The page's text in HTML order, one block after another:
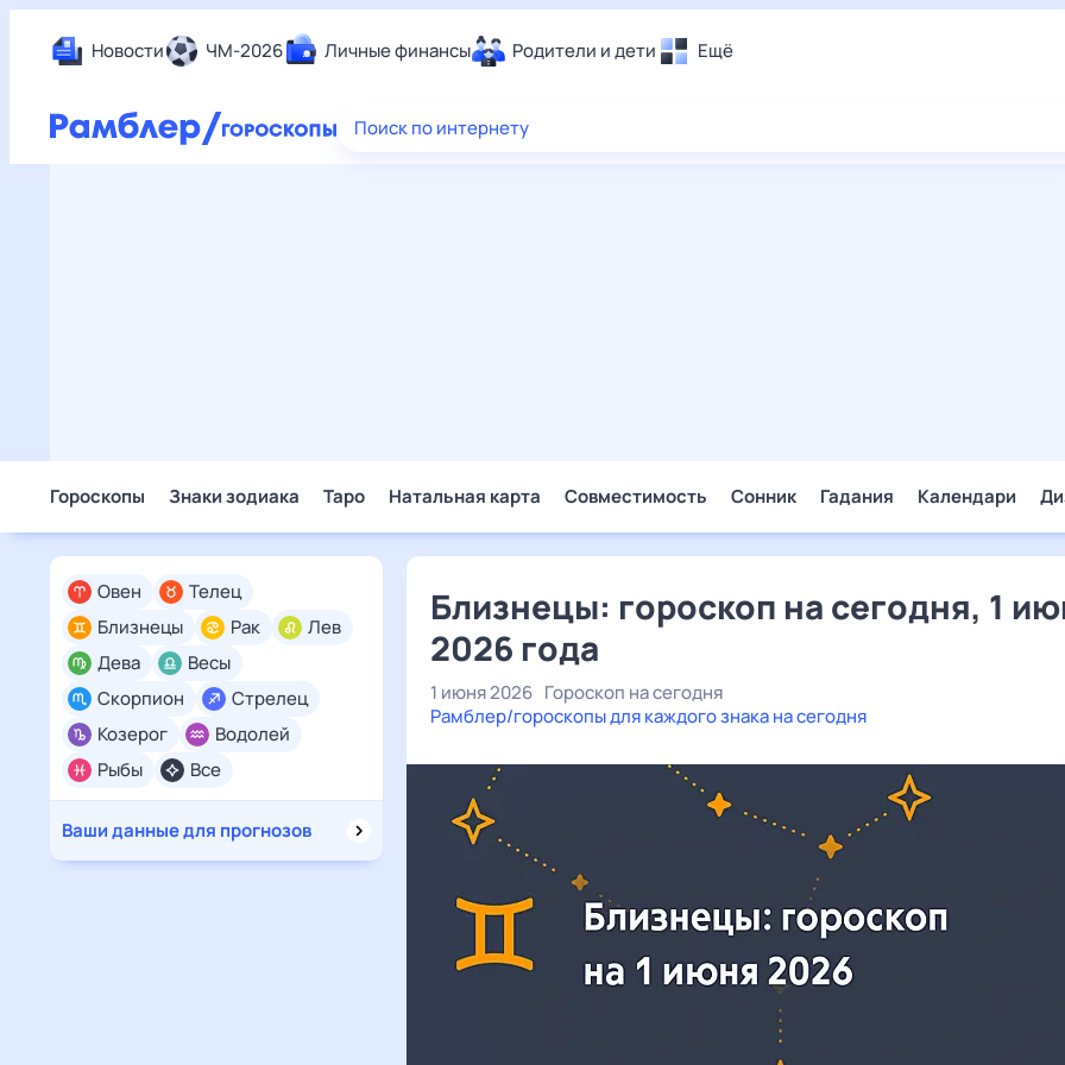
Новости ЧМ-2026 Личные финансы Родители и дети Ещё
Еда
Поиск по интернету
Гороскопы Знаки зодиака Таро Натальная карта Совместимость Сонник Гадания Календари
Все
Овен
Телец
Близнецы
Рак
Лев
Дева
Весы
Скорпион
Стрелец
Козерог
Водолей
Рыбы
Ваши данные для прогнозов
Близнецы: гороскоп на сегодня, 1
2026 года
1 июня 2026 Гороскоп на сегодня
Рамблер/гороскопы для каждого знака на сегодня